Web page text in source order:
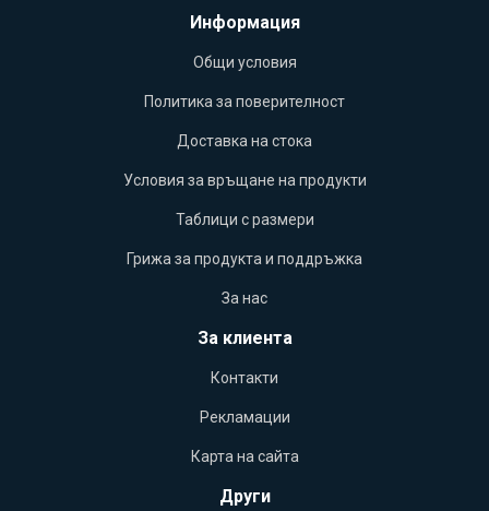
Информация
Общи условия
Политика за поверителност
Доставка на стока
Условия за връщане на продукти
Таблици с размери
Грижа за продукта и поддръжка
За нас
За клиента
Контакти
Рекламации
Карта на сайта
Други